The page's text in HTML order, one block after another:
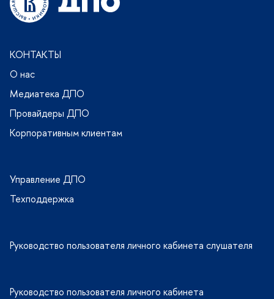
КОНТАКТЫ
О нас
Медиатека ДПО
Провайдеры ДПО
Корпоративным клиентам
Управление ДПО
Техподдержка
Руководство пользователя личного кабинета слушателя
Руководство пользователя личного кабинета